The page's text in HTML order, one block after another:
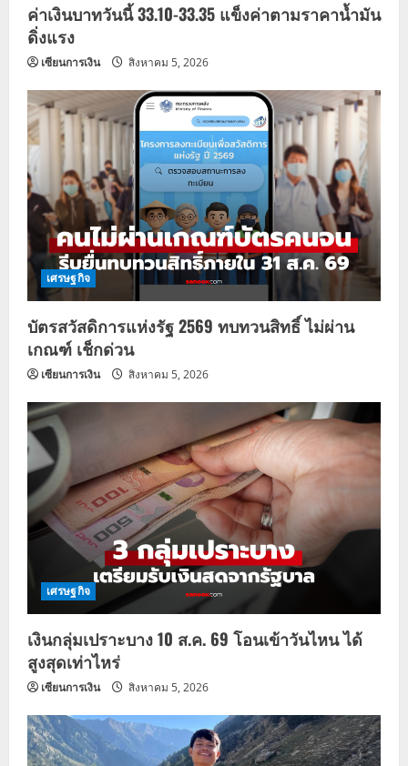
ค่าเงินบาทวันนี้ 33.10-33.35 แข็งค่าตามราคาน้ำมัน
ดิ่งแรง
เซียนการเงิน สิงหาคม 5, 2026
เศรษฐกิจ
บัตรสวัสดิการแห่งรัฐ 2569 ทบทวนสิทธิ์ ไม่ผ่าน
เกณฑ์ เช็กด่วน
เซียนการเงิน สิงหาคม 5, 2026
เศรษฐกิจ
เงินกลุ่มเปราะบาง 10 ส.ค. 69 โอนเข้าวันไหน ได้
สูงสุดเท่าไหร่
เซียนการเงิน สิงหาคม 5, 2026